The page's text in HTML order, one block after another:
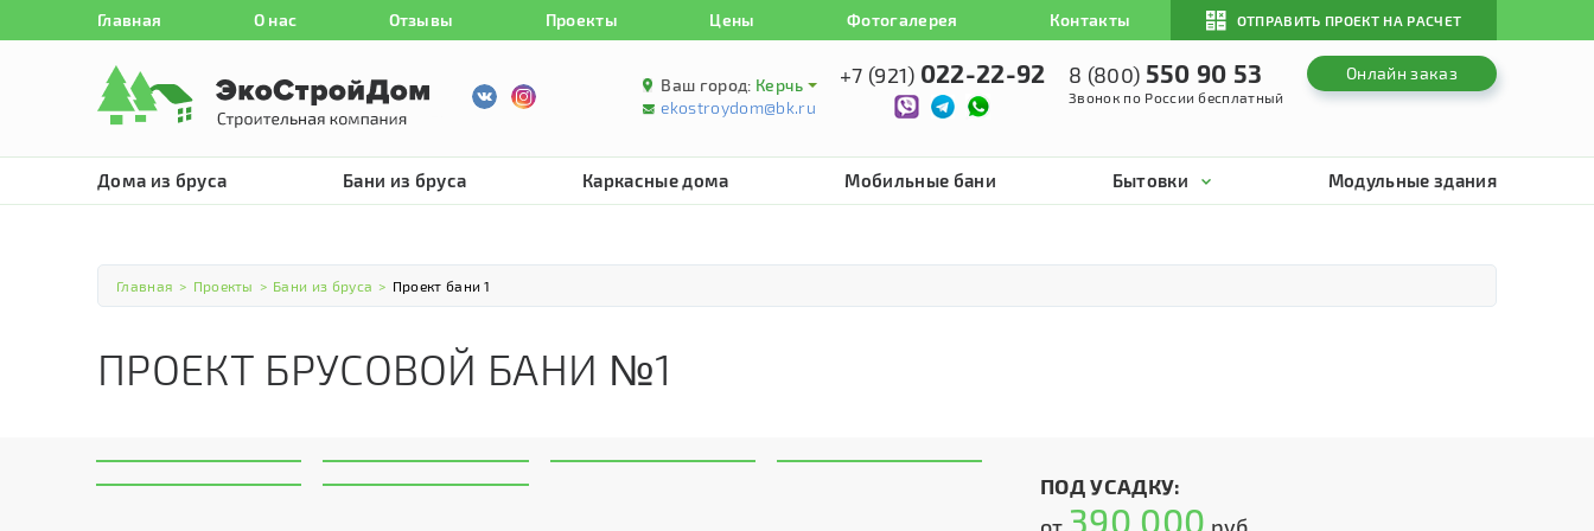
Главная О нас Отзывы Проекты Цены Фотогалерея Контакты ОТПРАВИТЬ ПРОЕКТ НА РАСЧЕТ
Ваш город: Керчь
ekostroydom@bk.ru
+7 (921) 022-22-92 8 (800) 550 90 53
Звонок по России бесплатный
Онлайн заказ
Дома из бруса Бани из бруса Каркасные дома Мобильные бани Бытовки Модульные здания
Главная > Проекты > Бани из бруса > Проект бани 1
ПРОЕКТ БРУСОВОЙ БАНИ №1
ПОД УСАДКУ:
390 000